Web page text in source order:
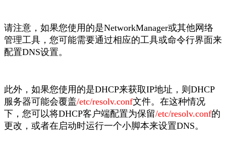
请注意，如果您使用的是NetworkManager或其他网络
管理工具，您可能需要通过相应的工具或命令行界面来
配置DNS设置。
此外，如果您使用的是DHCP来获取IP地址，则DHCP
服务器可能会覆盖/etc/resolv.conf文件。在这种情况
下，您可以将DHCP客户端配置为保留/etc/resolv.conf的
更改，或者在启动时运行一个小脚本来设置DNS。